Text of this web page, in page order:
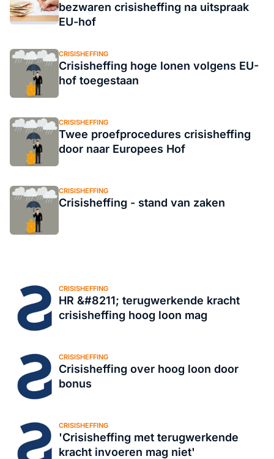
bezwaren crisisheffing na uitspraak
EU-hof
CRISISHEFFING
Crisisheffing hoge lonen volgens EU-
hof toegestaan
CRISISHEFFING
Twee proefprocedures crisisheffing
door naar Europees Hof
CRISISHEFFING
Crisisheffing - stand van zaken
CRISISHEFFING
HR &#8211; terugwerkende kracht
crisisheffing hoog loon mag
CRISISHEFFING
Crisisheffing over hoog loon door
bonus
CRISISHEFFING
'Crisisheffing met terugwerkende
kracht invoeren mag niet'